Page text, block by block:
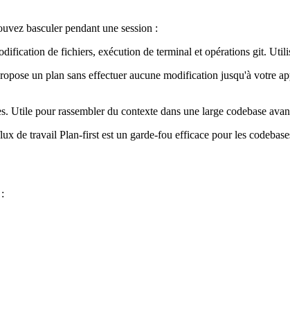
basculer pendant une session :
de fichiers, exécution de terminal et opérations git.
un plan sans effectuer aucune modification jusqu'à votre
Utile pour rassembler du contexte dans une large codebase
de travail Plan-first est un garde-fou efficace pour les